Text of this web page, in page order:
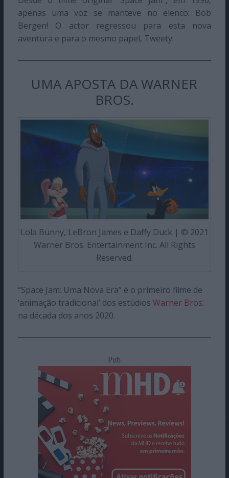
apenas uma voz se manteve no elenco: Bob
Bergen! O actor regressou para esta nova
aventura e para o mesmo papel, Tweety.
UMA APOSTA DA WARNER
BROS.
Lola Bunny, LeBron James e Daffy Duck | © 2021
Warner Bros. Entertainment Inc. All Rights
Reserved.
“Space Jam: Uma Nova Era” é o primeiro filme de
‘animação tradicional’ dos estúdios Warner Bros.
na década dos anos 2020.
Pub